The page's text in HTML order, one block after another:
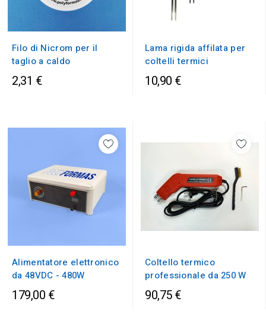
Filo di Nicrom per il
taglio a caldo
2,31 €
Lama rigida affilata per
coltelli termici
10,90 €
Alimentatore elettronico
da 48VDC - 480W
179,00 €
Coltello termico
professionale da 250 W
90,75 €